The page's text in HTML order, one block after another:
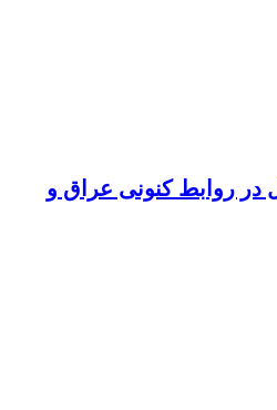
در روابط کنونی عراق و